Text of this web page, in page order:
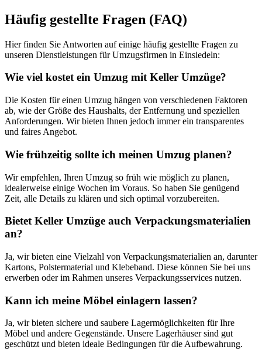
Häufig gestellte Fragen (FAQ)
Hier finden Sie Antworten auf einige häufig gestellte Fragen zu
unseren Dienstleistungen für Umzugsfirmen in Einsiedeln:
Wie viel kostet ein Umzug mit Keller Umzüge?
Die Kosten für einen Umzug hängen von verschiedenen Faktoren
ab, wie der Größe des Haushalts, der Entfernung und speziellen
Anforderungen. Wir bieten Ihnen jedoch immer ein transparentes
und faires Angebot.
Wie frühzeitig sollte ich meinen Umzug planen?
Wir empfehlen, Ihren Umzug so früh wie möglich zu planen,
idealerweise einige Wochen im Voraus. So haben Sie genügend
Zeit, alle Details zu klären und sich optimal vorzubereiten.
Bietet Keller Umzüge auch Verpackungsmaterialien
an?
Ja, wir bieten eine Vielzahl von Verpackungsmaterialien an, darunter
Kartons, Polstermaterial und Klebeband. Diese können Sie bei uns
erwerben oder im Rahmen unseres Verpackungsservices nutzen.
Kann ich meine Möbel einlagern lassen?
Ja, wir bieten sichere und saubere Lagermöglichkeiten für Ihre
Möbel und andere Gegenstände. Unsere Lagerhäuser sind gut
geschützt und bieten ideale Bedingungen für die Aufbewahrung.